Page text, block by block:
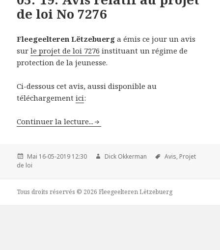
de loi No 7276
Fleegeelteren Lëtzebuerg a émis ce jour un avis
surle projet de loi 7276 instituant un régime de
protection de la jeunesse.
Ci-dessous cet avis, aussi disponible au
téléchargementici:
Continuer la lecture...
Mai 16-05-2019 12:30 Dick Okkerman Avis, Projet
de loi
Tous droits réservés © 2026 Fleegeelteren Lëtzebuerg